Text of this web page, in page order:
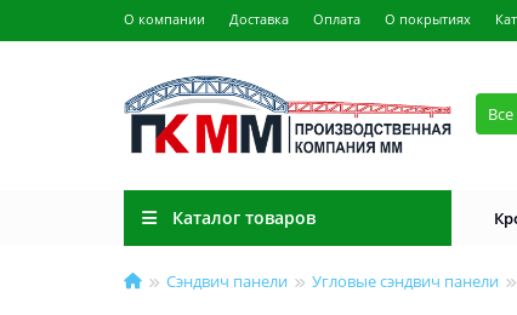
О компании Доставка Оплата О покрытиях
Каталог товаров
Сэндвич панели Угловые сэндвич панели